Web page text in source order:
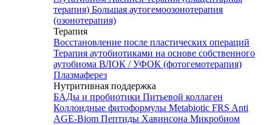
терапия) Большая аутогемоозонотерапия
(озонотерапия)
Терапия
Восстановление после пластических операций
Терапия аутобиотиками на основе собственного
аутобиома ВЛОК / УФОК (фотогемотерапия)
Плазмаферез
Нутритивная поддержка
БАДы и пробиотики Питьевой коллаген
Коллоидные фитоформулы Metabiotic FRS Anti
AGE-Biom Пептиды Хавинсона Микробиом